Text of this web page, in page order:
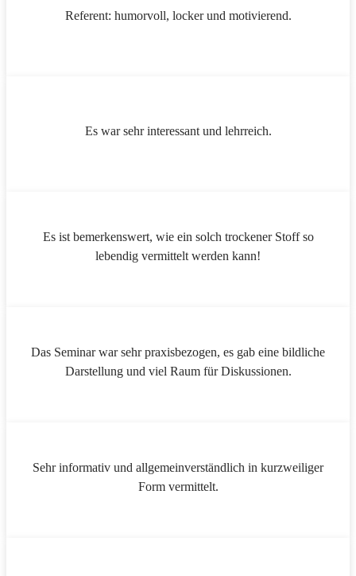
Referent: humorvoll, locker und motivierend.
Es war sehr interessant und lehrreich.
Es ist bemerkenswert, wie ein solch trockener Stoff so
lebendig vermittelt werden kann!
Das Seminar war sehr praxisbezogen, es gab eine bildliche
Darstellung und viel Raum für Diskussionen.
Sehr informativ und allgemeinverständlich in kurzweiliger
Form vermittelt.